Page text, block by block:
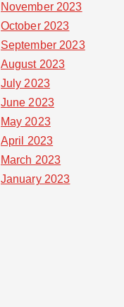
November 2023
October 2023
September 2023
August 2023
July 2023
June 2023
May 2023
April 2023
March 2023
January 2023